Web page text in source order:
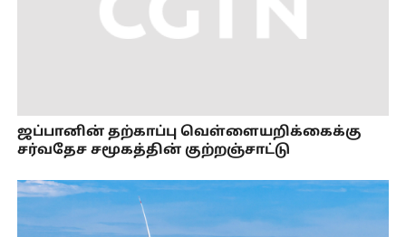
ஜப்பானின் தற்காப்பு வெள்ளையறிக்கைக்கு
சர்வதேச சமூகத்தின் குற்றஞ்சாட்டு